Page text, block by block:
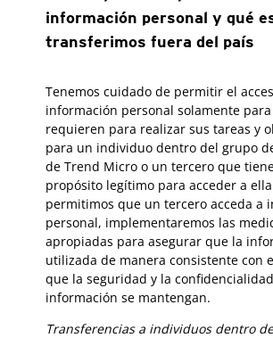
información personal y qué
transferimos fuera del país
Tenemos cuidado de permitir el
información personal solamente
requieren para realizar sus tareas y
para un individuo dentro del grupo
de Trend Micro o un tercero que
propósito legítimo para acceder a
permitimos que un tercero acceda a
personal, implementaremos las
apropiadas para asegurar que la
utilizada de manera consistente con
que la seguridad y la
información se mantengan.
Transferencias a individuos dentro